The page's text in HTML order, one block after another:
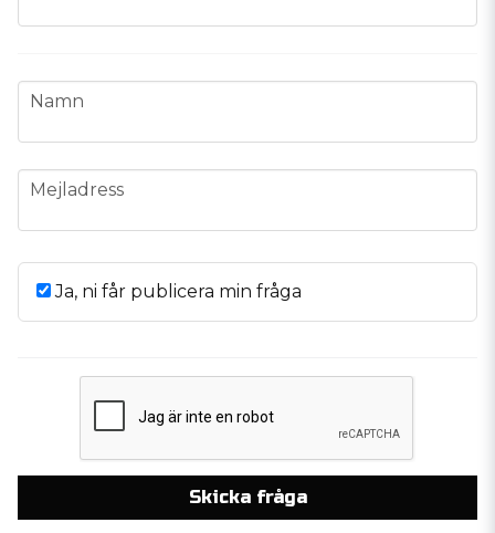
name
Namn
email
Mejladress
Ja, ni får publicera min fråga
Skicka fråga